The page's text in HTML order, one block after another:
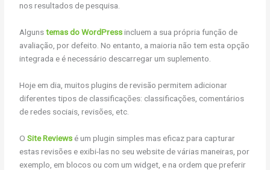
nos resultados de pesquisa.
Algunstemas do WordPressincluem a sua própria função de
avaliação, por defeito. No entanto, a maioria não tem esta opção
integrada e é necessário descarregar um suplemento.
Hoje em dia, muitos plugins de revisão permitem adicionar
diferentes tipos de classificações: classificações, comentários
de redes sociais, revisões, etc.
OSite Reviews é um plugin simples mas eficaz para capturar
estas revisões e exibi-las no seu website de várias maneiras, por
exemplo, em blocos ou com um widget, e na ordem que preferir